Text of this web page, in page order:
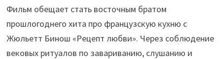
Фильм обещает стать восточным братом
прошлогоднего хита про французскую кухню с
Жюльетт Бинош «Рецепт любви». Через соблюдение
вековых ритуалов по завариванию, слушанию и